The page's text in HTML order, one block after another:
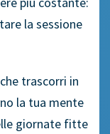
la sessione
trascorri in
la tua mente
giornate fitte